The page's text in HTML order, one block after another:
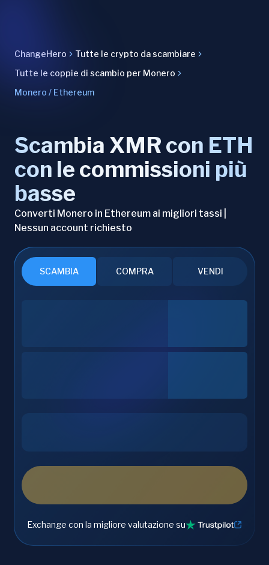
ChangeHero
Tutte le crypto da scambiare
Tutte le coppie di scambio per Monero
Monero / Ethereum
Scambia XMR con ETH
con le commissioni più
basse
Converti Monero in Ethereum ai migliori tassi |
Nessun account richiesto
SCAMBIA COMPRA VENDI
Exchange con la migliore valutazione su